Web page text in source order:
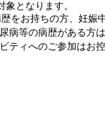
となります。
をお持ちの方、妊娠
病等の病歴がある方
ティへのご参加はお控